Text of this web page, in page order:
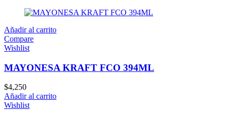
Añadir al carrito
Compare
Wishlist
MAYONESA KRAFT FCO 394ML
$4,250
Añadir al carrito
Wishlist